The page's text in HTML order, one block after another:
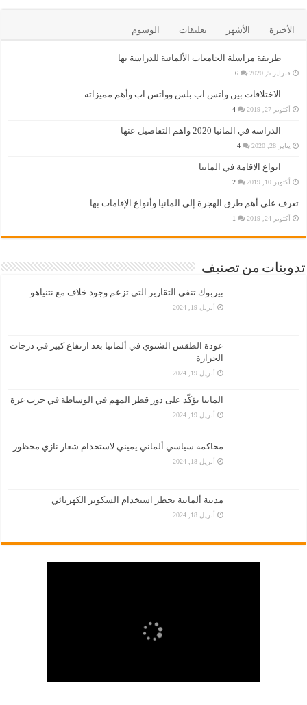
الأخيرة الأشهر تعليقات الوسوم
طريقة مراسلة الجامعات الألمانية للدراسة بها
فبراير 5, 2020 6
الاختلافات بين واتس اب بلس وواتس اب وأهم مميزاته
أكتوبر 27, 2019 4
الدراسة في المانيا 2020 واهم التفاصيل عنها
يناير 28, 2020 4
انواع الاقامة في المانيا
أكتوبر 10, 2019 2
تعرف على أهم طرق الهجرة إلى المانيا وأنواع الإقامات بها
أكتوبر 24, 2019 1
تدوينات من تصنيف
بيربوك تنفي التقارير التي تزعم وجود خلاف مع نتنياهو
أبريل 19, 2024
عودة الطقس الشتوي في ألمانيا بعد ارتفاع كبير في درجات
الحرارة
أبريل 19, 2024
المانيا تؤكّد على دور قطر المهم في الوساطة في حرب غزة
أبريل 19, 2024
محاكمة سياسي ألماني يميني لاستخدام شعار نازي محظور
أبريل 18, 2024
مدينة ألمانية تحظر استخدام السكوتر الكهربائي
أبريل 18, 2024